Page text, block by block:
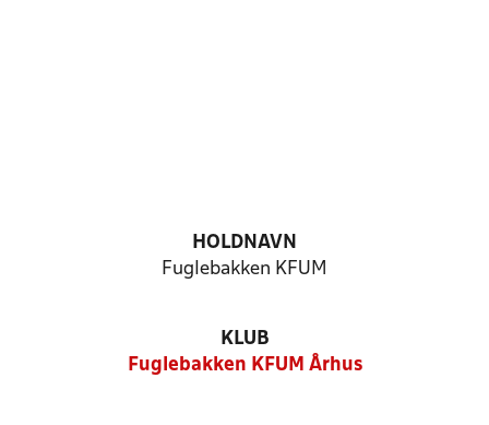
HOLDNAVN
Fuglebakken KFUM
KLUB
Fuglebakken KFUM Århus